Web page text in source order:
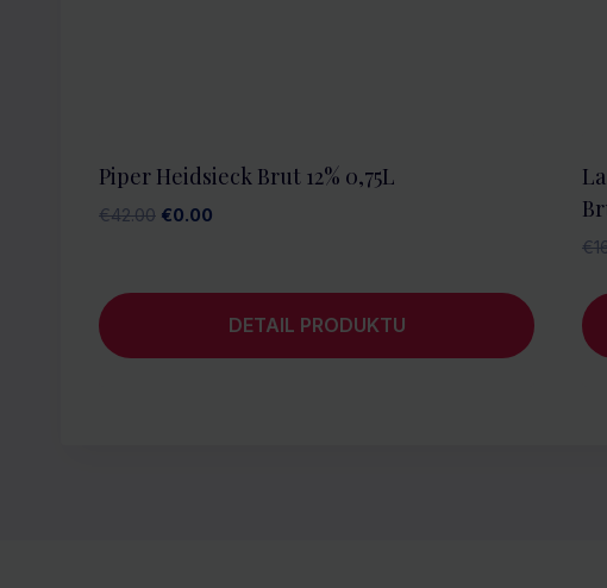
Piper Heidsieck Brut 12% 0,75L
€42.00 Pôvodná
€42.00.
€0.00
€0.00.
DETAIL PRODUKTU
€